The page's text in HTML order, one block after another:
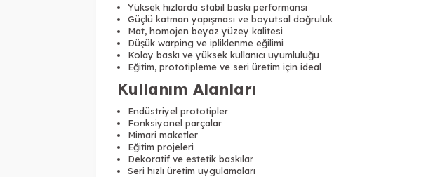
Yüksek hızlarda stabil baskı performansı
Güçlü katman yapışması ve boyutsal doğruluk
Mat, homojen beyaz yüzey kalitesi
Düşük warping ve ipliklenme eğilimi
Kolay baskı ve yüksek kullanıcı uyumluluğu
Eğitim, prototipleme ve seri üretim için ideal
Kullanım Alanları
Endüstriyel prototipler
Fonksiyonel parçalar
Mimari maketler
Eğitim projeleri
Dekoratif ve estetik baskılar
Seri hızlı üretim uygulamaları